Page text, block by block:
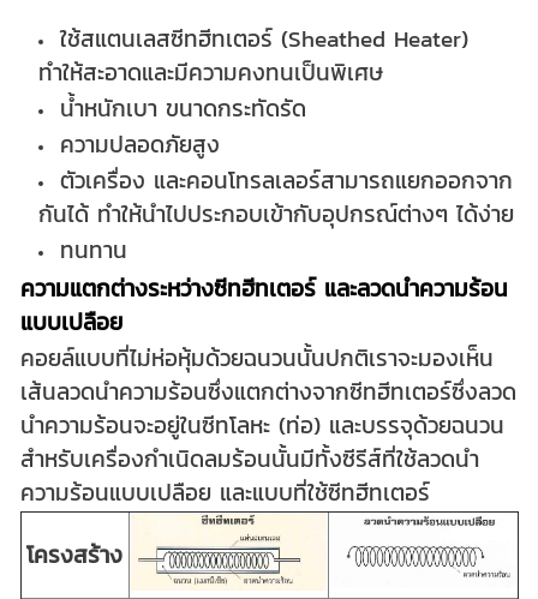
ใช้สแตนเลสซีทฮีทเตอร์ (Sheathed Heater)
ทำให้สะอาดและมีความคงทนเป็นพิเศษ
น้ำหนักเบา ขนาดกระทัดรัด
ความปลอดภัยสูง
ตัวเครื่อง และคอนโทรลเลอร์สามารถแยกออกจาก
กันได้ ทำให้นำไปประกอบเข้ากับอุปกรณ์ต่างๆ ได้ง่าย
ทนทาน
ความแตกต่างระหว่างซีทฮีทเตอร์ และลวดนำความร้อน
แบบเปลือย
คอยล์แบบที่ไม่ห่อหุ้มด้วยฉนวนนั้นปกติเราจะมองเห็น
เส้นลวดนำความร้อนซึ่งแตกต่างจากซีทฮีทเตอร์ซึ่งลวด
นำความร้อนจะอยู่ในซีทโลหะ (ท่อ) และบรรจุด้วยฉนวน
สำหรับเครื่องกำเนิดลมร้อนนั้นมีทั้งซีรีส์ที่ใช้ลวดนำ
ความร้อนแบบเปลือย และแบบที่ใช้ซีทฮีทเตอร์
โครงสร้าง